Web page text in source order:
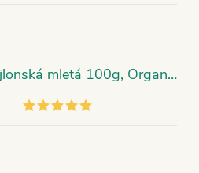
Skořice Bio, pravá cejlonská mletá 100g, Organic India